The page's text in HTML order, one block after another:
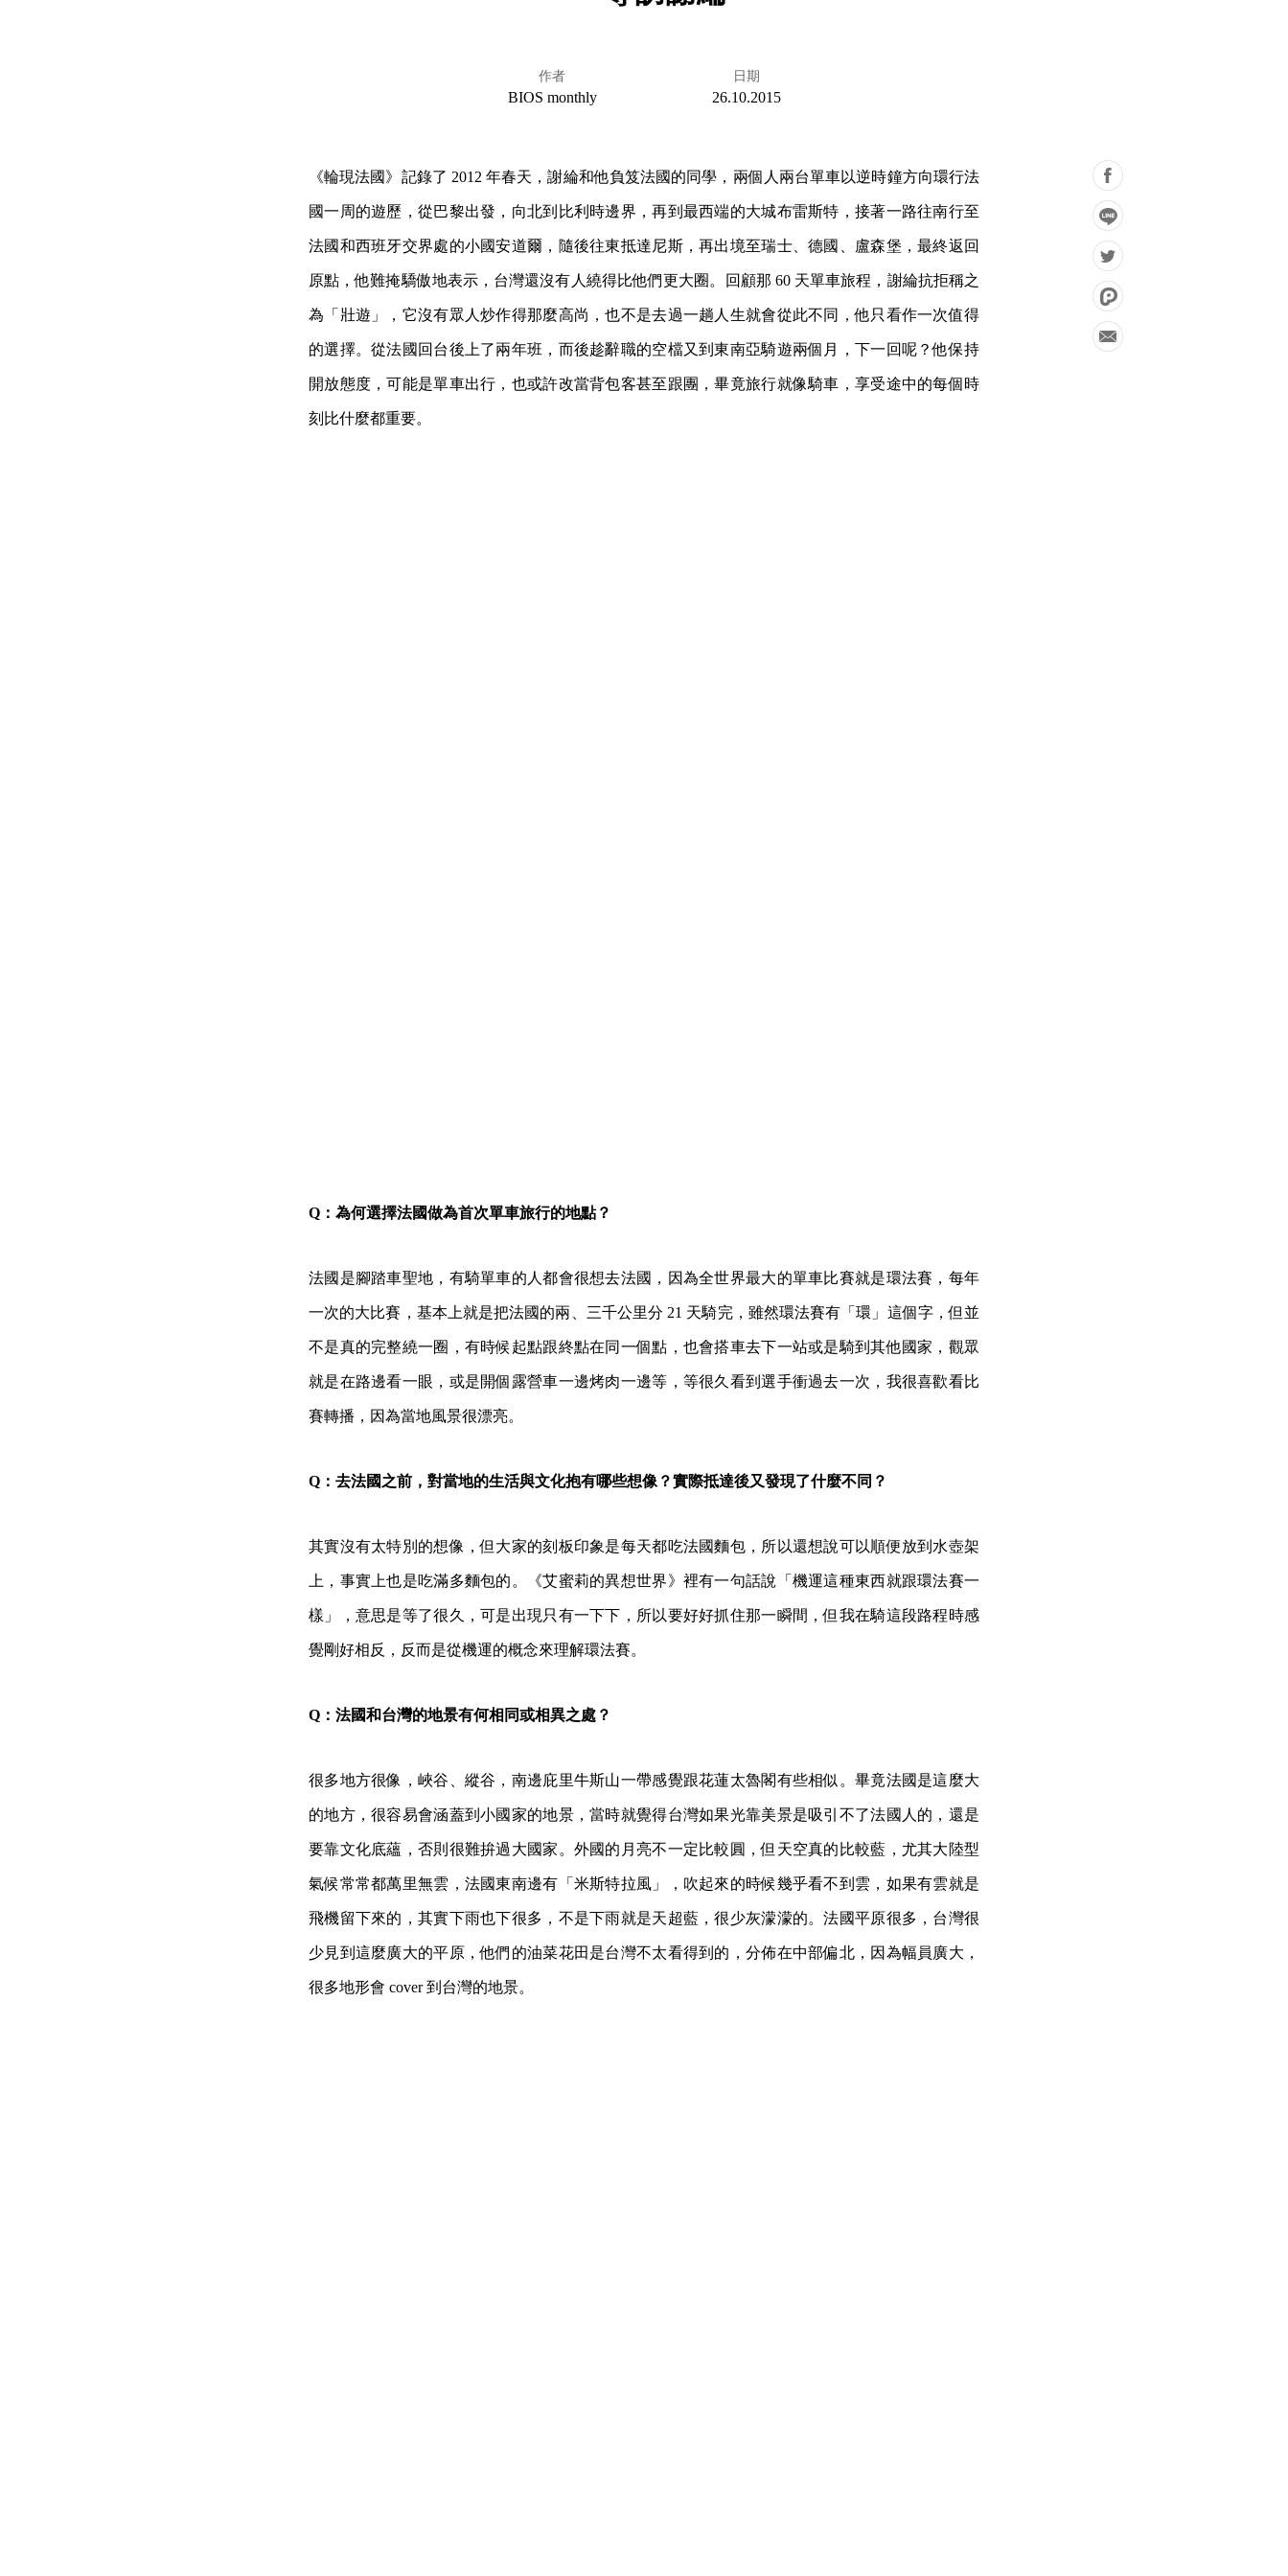
作者
BIOS monthly
日期
26.10.2015
《輪現法國》記錄了 2012 年春天，謝綸和他負笈法國的同學，兩個人兩台單車以逆時鐘方向環行法
國一周的遊歷，從巴黎出發，向北到比利時邊界，再到最西端的大城布雷斯特，接著一路往南行至
法國和西班牙交界處的小國安道爾，隨後往東抵達尼斯，再出境至瑞士、德國、盧森堡，最終返回
原點，他難掩驕傲地表示，台灣還沒有人繞得比他們更大圈。回顧那 60 天單車旅程，謝綸抗拒稱之
為「壯遊」，它沒有眾人炒作得那麼高尚，也不是去過一趟人生就會從此不同，他只看作一次值得
的選擇。從法國回台後上了兩年班，而後趁辭職的空檔又到東南亞騎遊兩個月，下一回呢？他保持
開放態度，可能是單車出行，也或許改當背包客甚至跟團，畢竟旅行就像騎車，享受途中的每個時
刻比什麼都重要。
Q：為何選擇法國做為首次單車旅行的地點？
法國是腳踏車聖地，有騎單車的人都會很想去法國，因為全世界最大的單車比賽就是環法賽，每年
一次的大比賽，基本上就是把法國的兩、三千公里分 21 天騎完，雖然環法賽有「環」這個字，但並
不是真的完整繞一圈，有時候起點跟終點在同一個點，也會搭車去下一站或是騎到其他國家，觀眾
就是在路邊看一眼，或是開個露營車一邊烤肉一邊等，等很久看到選手衝過去一次，我很喜歡看比
賽轉播，因為當地風景很漂亮。
Q：去法國之前，對當地的生活與文化抱有哪些想像？實際抵達後又發現了什麼不同？
其實沒有太特別的想像，但大家的刻板印象是每天都吃法國麵包，所以還想說可以順便放到水壺架
上，事實上也是吃滿多麵包的。《艾蜜莉的異想世界》裡有一句話說「機運這種東西就跟環法賽一
樣」，意思是等了很久，可是出現只有一下下，所以要好好抓住那一瞬間，但我在騎這段路程時感
覺剛好相反，反而是從機運的概念來理解環法賽。
Q：法國和台灣的地景有何相同或相異之處？
很多地方很像，峽谷、縱谷，南邊庇里牛斯山一帶感覺跟花蓮太魯閣有些相似。畢竟法國是這麼大
的地方，很容易會涵蓋到小國家的地景，當時就覺得台灣如果光靠美景是吸引不了法國人的，還是
要靠文化底蘊，否則很難拚過大國家。外國的月亮不一定比較圓，但天空真的比較藍，尤其大陸型
氣候常常都萬里無雲，法國東南邊有「米斯特拉風」，吹起來的時候幾乎看不到雲，如果有雲就是
飛機留下來的，其實下雨也下很多，不是下雨就是天超藍，很少灰濛濛的。法國平原很多，台灣很
少見到這麼廣大的平原，他們的油菜花田是台灣不太看得到的，分佈在中部偏北，因為幅員廣大，
很多地形會 cover 到台灣的地景。